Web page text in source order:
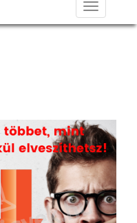
Toggle
navigation